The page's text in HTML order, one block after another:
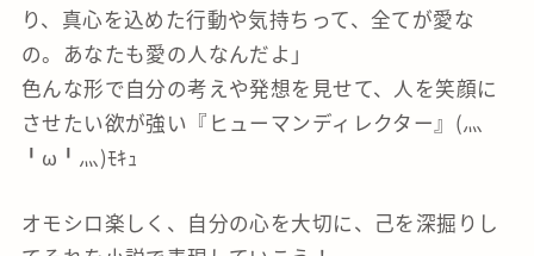
り、真心を込めた行動や気持ちって、全てが愛な
の。あなたも愛の人なんだよ」
色んな形で自分の考えや発想を見せて、人を笑顔に
させたい欲が強い『ヒューマンディレクター』(灬
╹ω╹灬)ﾓｷｭ
オモシロ楽しく、自分の心を大切に、己を深掘りし